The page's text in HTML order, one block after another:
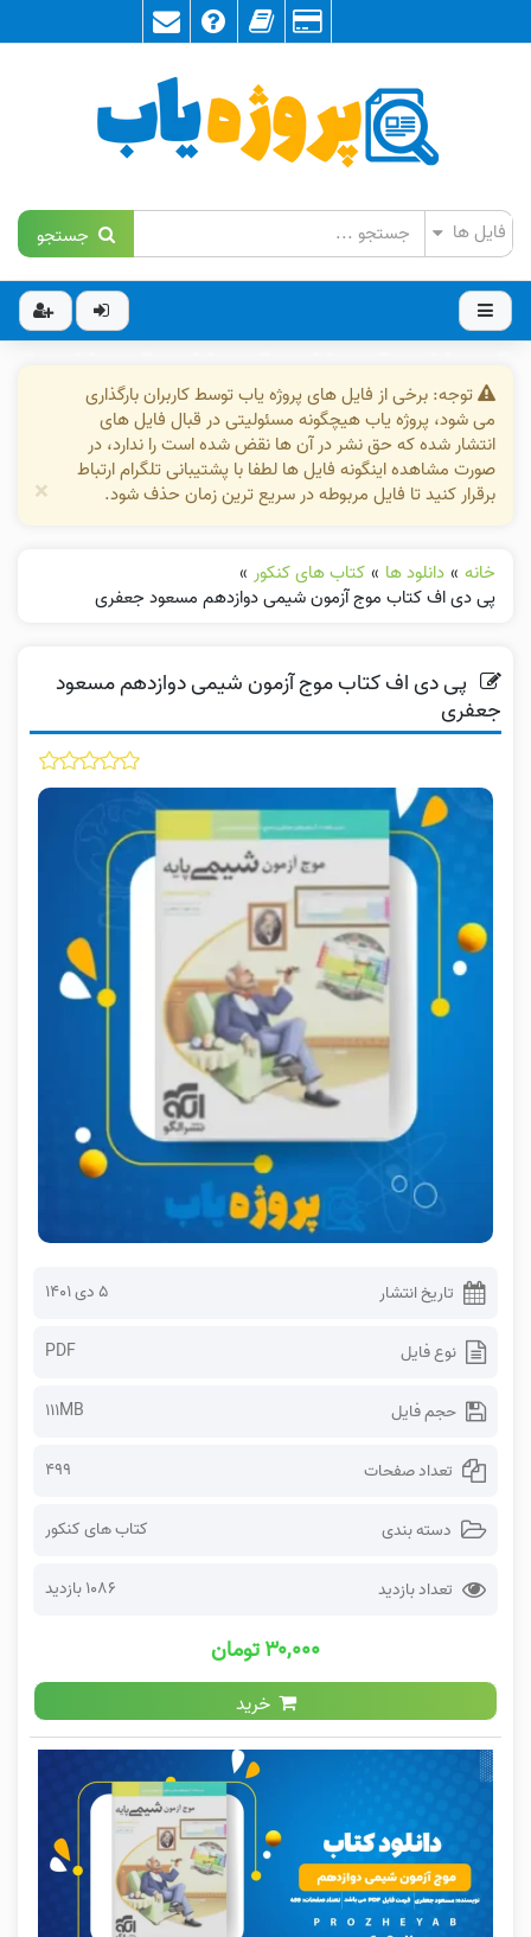
جستجو
توجه: برخی از فایل های پروژه یاب توسط کاربران بارگذاری
می شود، پروژه یاب هیچگونه مسئولیتی در قبال فایل های
انتشار شده که حق نشر در آن ها نقض شده است را ندارد، در
صورت مشاهده اینگونه فایل ها لطفا با پشتیبانی تلگرام ارتباط
برقرار کنید تا فایل مربوطه در سریع ترین زمان حذف شود.
×
خانه » دانلود ها » کتاب های کنکور »
پی دی اف کتاب موج آزمون شیمی دوازدهم مسعود جعفری
پی دی اف کتاب موج آزمون شیمی دوازدهم مسعود
جعفری
تاریخ انتشار ۵ دی ۱۴۰۱
نوع فایل PDF
حجم فایل 111MB
تعداد صفحات 499
دسته بندی کتاب های کنکور
تعداد بازدید 1086 بازدید
۳۰,۰۰۰ تومان
خرید